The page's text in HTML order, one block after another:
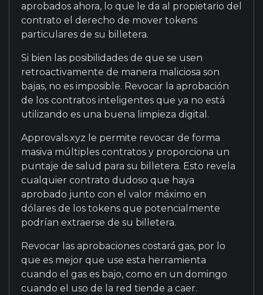
aprobados ahora, lo que le da al propietario del
contrato el derecho de mover tokens
particulares de su billetera.
Si bien las posibilidades de que se usen
retroactivamente de manera maliciosa son
bajas, no es imposible. Revocar la aprobación
de los contratos inteligentes que ya no está
utilizando es una buena limpieza digital.
Approvals.xyz le permite revocar de forma
masiva múltiples contratos y proporciona un
puntaje de salud para su billetera. Esto revela
cualquier contrato dudoso que haya
aprobado junto con el valor máximo en
dólares de los tokens que potencialmente
podrían extraerse de su billetera.
Revocar las aprobaciones costará gas, por lo
que es mejor que use esta herramienta
cuando el gas es bajo, como en un domingo
cuando el uso de la red tiende a caer.